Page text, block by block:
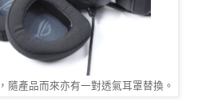
隨產品而來亦有一對透氣耳罩替換。